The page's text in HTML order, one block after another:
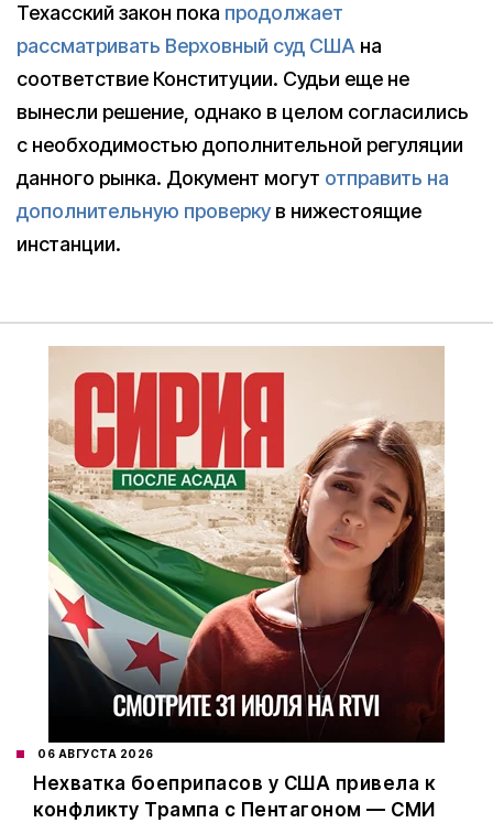
Техасский закон пока продолжает
рассматривать Верховный суд США на
соответствие Конституции. Судьи еще не
вынесли решение, однако в целом согласились
с необходимостью дополнительной регуляции
данного рынка. Документ могут отправить на
дополнительную проверку в нижестоящие
инстанции.
06 АВГУСТА 2026
Нехватка боеприпасов у США привела к
конфликту Трампа с Пентагоном — СМИ